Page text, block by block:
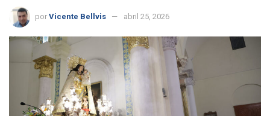
por Vicente Bellvis abril 25, 2026